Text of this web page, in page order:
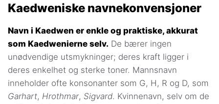
Kaedweniske navnekonvensjoner
Navn i Kaedwen er enkle og praktiske, akkurat
som Kaedwenierne selv. De bærer ingen
unødvendige utsmykninger; deres kraft ligger i
deres enkelhet og sterke toner. Mannsnavn
inneholder ofte konsonanter som G, H, R og D, som
Garhart, Hrothmar, Sigvard. Kvinnenavn, selv om de